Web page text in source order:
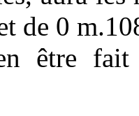
de 0
être fait